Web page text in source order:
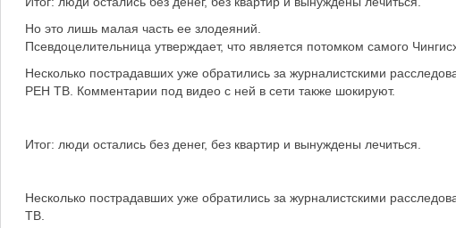
Но это лишь малая часть ее злодеяний.
Псевдоцелительница утверждает, что является потомком самого
Несколько пострадавших уже обратились за журналистскими
РЕН ТВ. Комментарии под видео с ней в сети также шокируют.
Итог: люди остались без денег, без квартир и вынуждены лечиться.
Несколько пострадавших уже обратились за журналистскими
ТВ.